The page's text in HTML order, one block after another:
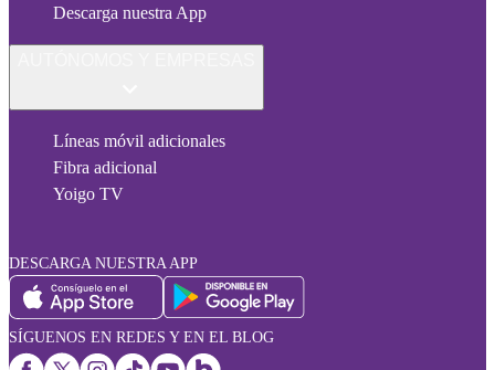
Descarga nuestra App
Líneas móvil adicionales
Fibra adicional
Yoigo TV
DESCARGA NUESTRA APP
SÍGUENOS EN REDES Y EN EL BLOG